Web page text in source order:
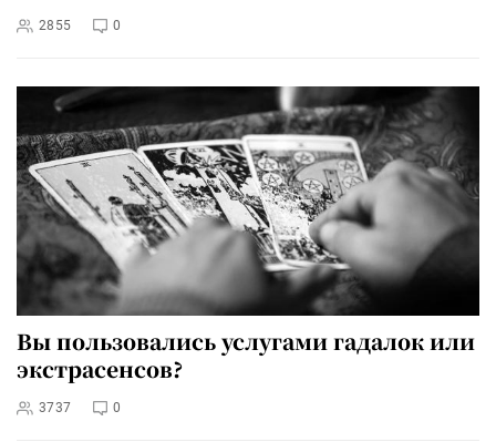
2855 0
Вы пользовались услугами гадалок или
экстрасенсов?
3737 0